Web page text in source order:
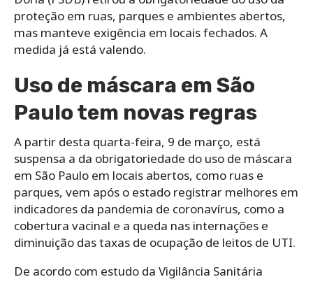
proteção em ruas, parques e ambientes abertos,
mas manteve exigência em locais fechados. A
medida já está valendo.
Uso de máscara em São
Paulo tem novas regras
A partir desta quarta-feira, 9 de março, está
suspensa a da obrigatoriedade do uso de máscara
em São Paulo em locais abertos, como ruas e
parques, vem após o estado registrar melhores em
indicadores da pandemia de coronavírus, como a
cobertura vacinal e a queda nas internações e
diminuição das taxas de ocupação de leitos de UTI.
De acordo com estudo da Vigilância Sanitária